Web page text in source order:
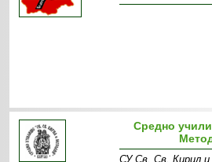
Средно
СУ Св. Св. Кирил